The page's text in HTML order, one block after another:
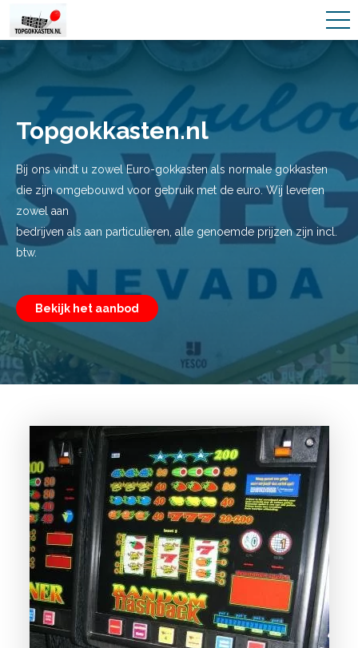
Topgokkasten.nl
Bij ons vindt u zowel Euro-gokkasten als normale gokkasten
die zijn omgebouwd voor gebruik met de euro. Wij leveren
zowel aan
bedrijven als aan particulieren, alle genoemde prijzen zijn incl.
btw.
Bekijk het aanbod